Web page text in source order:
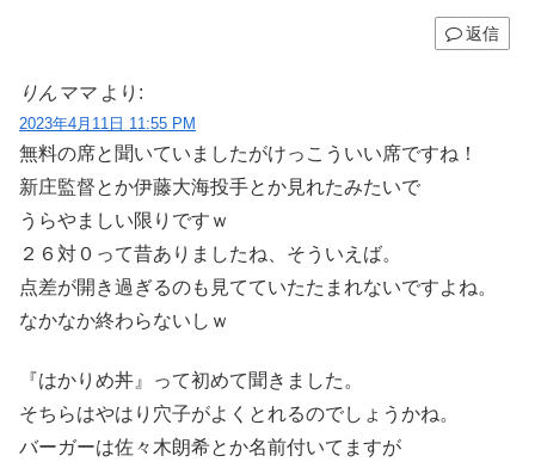
返信
りんママ より:
2023年4月11日 11:55 PM
無料の席と聞いていましたがけっこういい席ですね！
新庄監督とか伊藤大海投手とか見れたみたいで
うらやましい限りですｗ
２６対０って昔ありましたね、そういえば。
点差が開き過ぎるのも見てていたたまれないですよね。
なかなか終わらないしｗ
『はかりめ丼』って初めて聞きました。
そちらはやはり穴子がよくとれるのでしょうかね。
バーガーは佐々木朗希とか名前付いてますが